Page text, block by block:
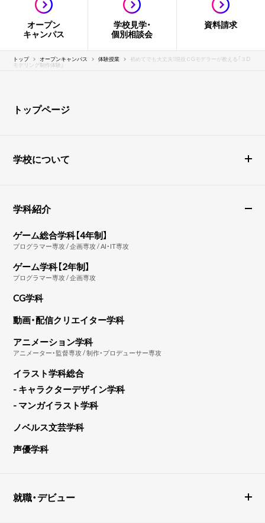
オープン
キャンパス
学校見学・
個別相談会
資料請求
トップ オープンキャンパス 体験授業 初めてでも大丈夫！現役ＣGモデラーが教える「３D
モデリング制作体験」
トップページ
学校について
学科紹介
ゲーム総合学科【4年制】
プログラマー専攻 / 企画専攻 / AI・IT専攻
ゲーム学科【2年制】
プログラマー専攻 / 企画専攻
CG学科
動画・配信クリエイター学科
アニメーション学科
アニメーター・監督専攻 / 制作・プロデューサー専攻
イラスト学科総合
- キャラクターデザイン学科
- マンガイラスト学科
ノベルス文芸学科
声優学科
就職・デビュー